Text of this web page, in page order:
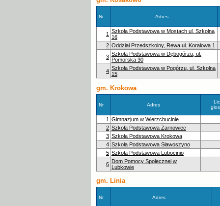
Nr Adres
1 Szkoła Podstawowa w Mostach ul. Szkolna
16
2 Oddział Przedszkolny, Rewa ul. Koralowa 1
3 Szkoła Podstawowa w Dębogórzu, ul.
Pomorska 30
4 Szkoła Podstawowa w Pogórzu, ul. Szkolna
15
gm. Krokowa
Nr Adres
1 Gimnazjum w Wierzchucinie
2 Szkoła Podstawowa Żarnowiec
3 Szkoła Podstawowa Krokowa
4 Szkoła Podstawowa Sławoszyno
5 Szkoła Podstawowa Lubocinio
6 Dom Pomocy Społecznej w
Lubkowie
gm. Linia
Nr Adres